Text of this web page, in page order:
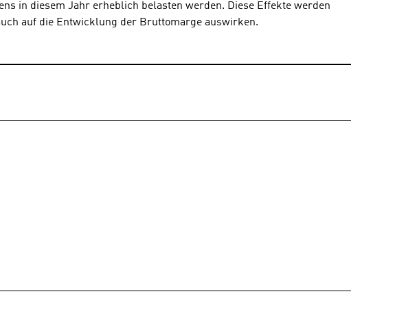
in diesem Jahr erheblich belasten werden. Diese Effekte werden
auf die Entwicklung der Bruttomarge auswirken.